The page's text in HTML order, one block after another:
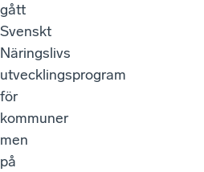
gått
Svenskt
Näringslivs
utvecklingsprogram
för
kommuner
men
på